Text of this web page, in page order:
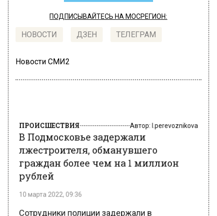
ПОДПИСЫВАЙТЕСЬ НА МОСРЕГИОН:
НОВОСТИ ДЗЕН ТЕЛЕГРАМ
Новости СМИ2
В Подмосковье задержали
лжестроителя, обманувшего
граждан более чем на 1 миллион
рублей
10 марта 2022, 09:36